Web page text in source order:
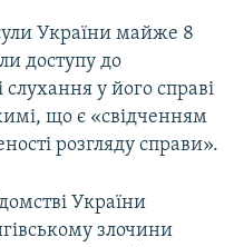
України майже 8
доступу до
слухання у його справі
що є «свідченням
розгляду справи».
України
злочини